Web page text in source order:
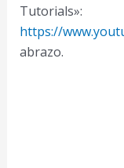
Tutorials»:
https://
abrazo.